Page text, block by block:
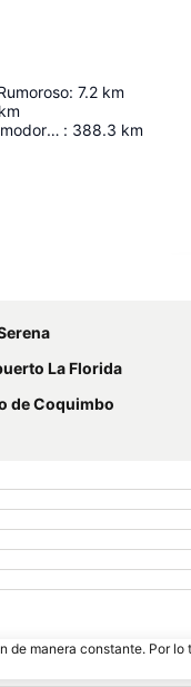
: 7.2 km
km
Aeropuerto Internacional Comodoro Arturo Merino Benítez : 388.3 km
La Florida
de Coquimbo
manera constante. Por